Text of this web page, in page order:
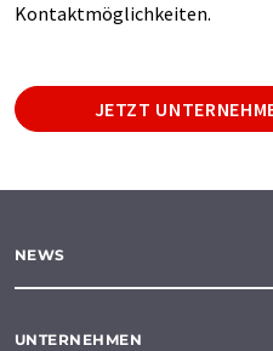
Kontaktmöglichkeiten.
JETZT
NEWS
UNTERNEHMEN